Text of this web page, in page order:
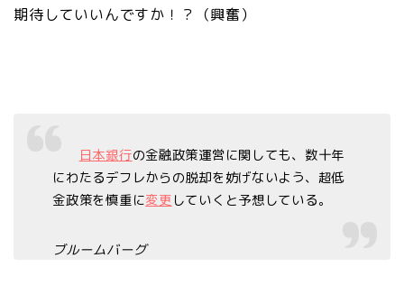
期待していいんですか！？（興奮）
日本銀行の金融政策運営に関しても、数十年
にわたるデフレからの脱却を妨げないよう、超低
金政策を慎重に変更 していくと予想している。
ブルームバーグ